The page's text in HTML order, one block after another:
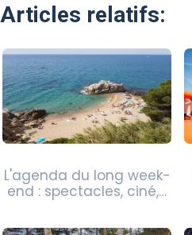
Articles relatifs:
L'agenda du long week-
end : spectacles, ciné,…